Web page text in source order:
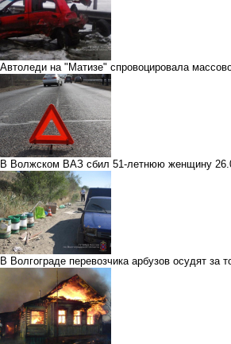
Автоледи на "Матизе" спровоцировала
В Волжском ВАЗ сбил 51-летнюю женщину
В Волгограде перевозчика арбузов осудят за